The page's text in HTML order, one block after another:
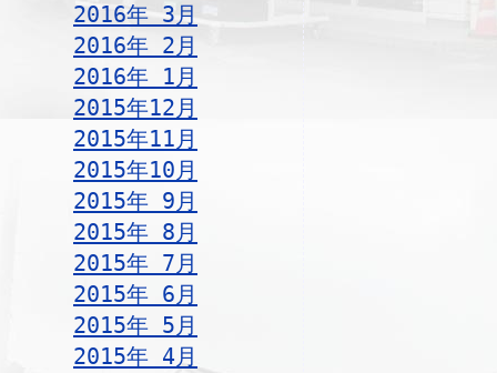
2016年 3月
2016年 2月
2016年 1月
2015年12月
2015年11月
2015年10月
2015年 9月
2015年 8月
2015年 7月
2015年 6月
2015年 5月
2015年 4月